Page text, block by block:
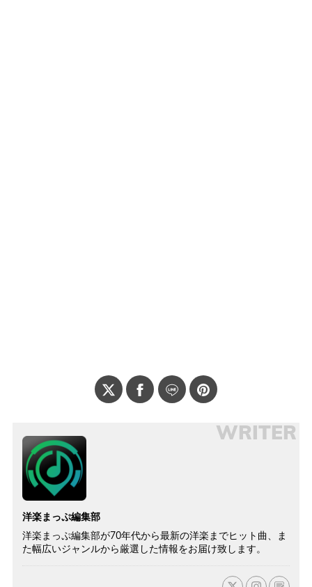
WRITER
洋楽まっぷ編集部
洋楽まっぷ編集部が70年代から最新の洋楽までヒット曲、ま
た幅広いジャンルから厳選した情報をお届け致します。